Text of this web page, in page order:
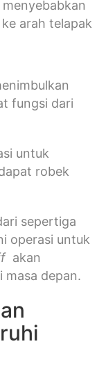
arah telapak
fungsi dari
untuk
robek
sepertiga
operasi untuk
akan
masa depan.